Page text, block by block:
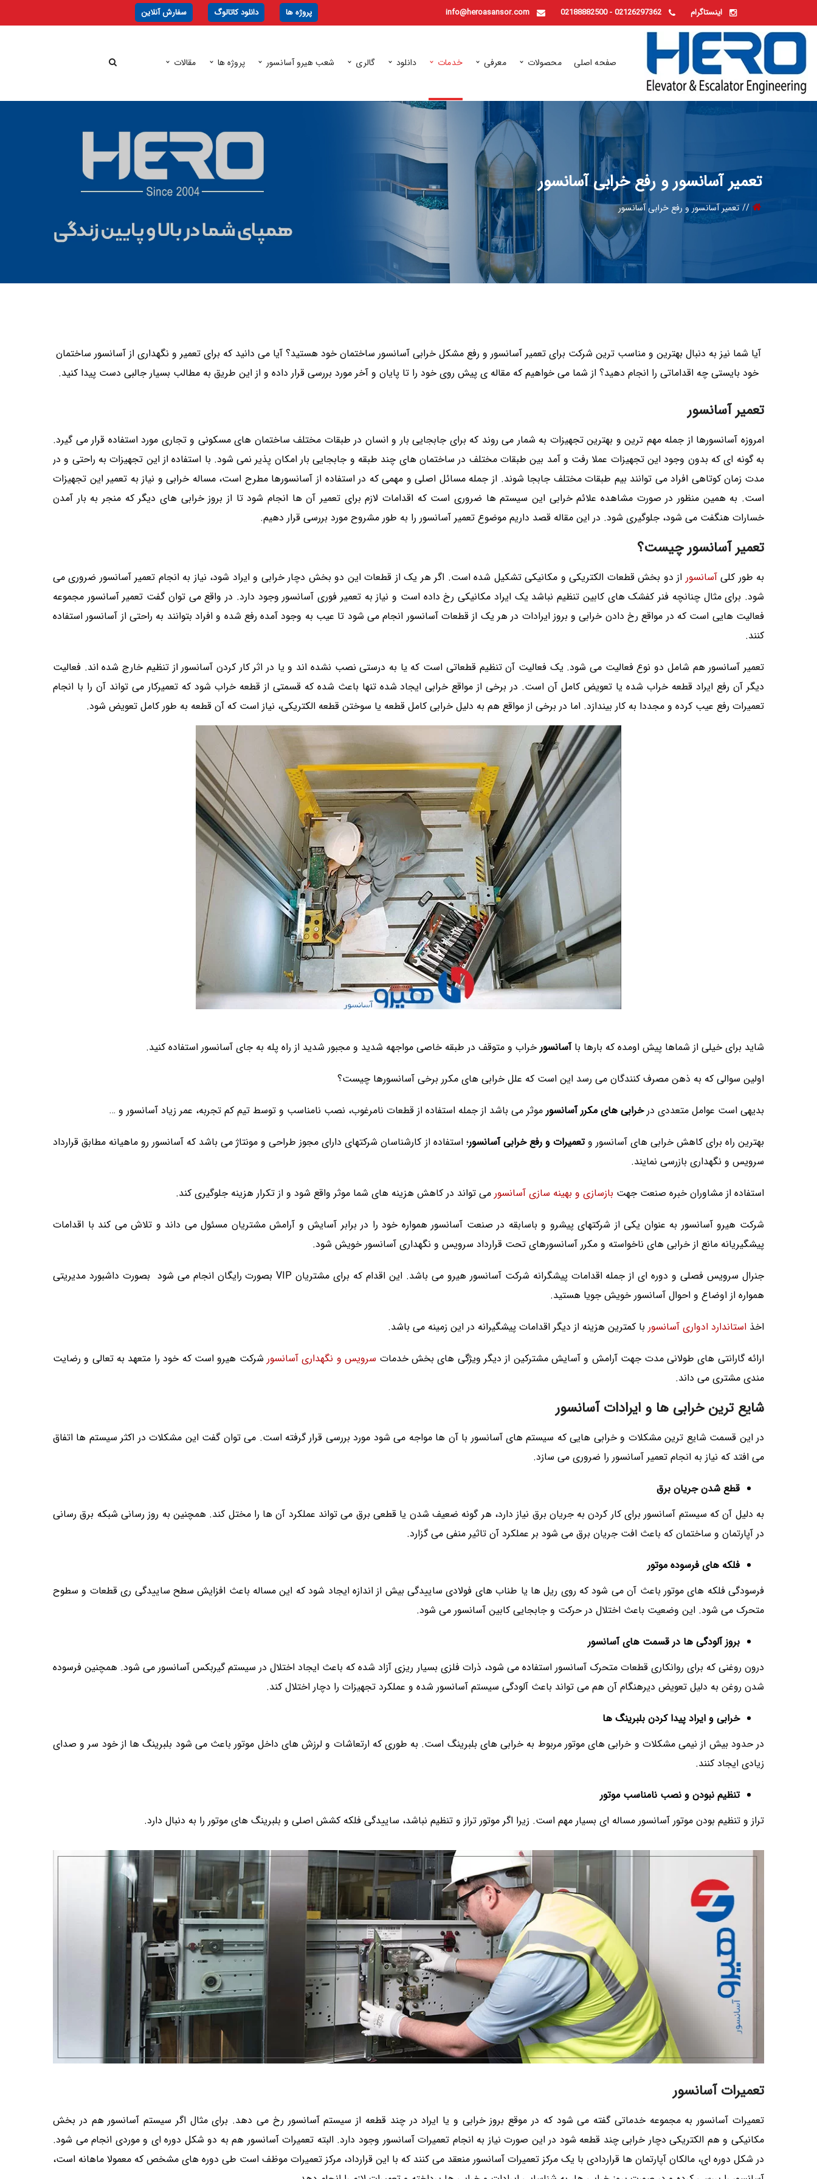
اینستاگرام 02126297362
-
02188882500
info@heroasansor.com پروژه ها دانلود کاتالوگ سفارش آنلاین
صفحه اصلی محصولات معرفی خدمات دانلود گالری شعب هیرو آسانسور پروژه ها مقالات
تعمیر آسانسور و رفع خرابی آسانسور
تعمیر آسانسور و رفع خرابی آسانسور
آیا شما نیز به دنبال بهترین و مناسب ترین شرکت برای تعمیر آسانسور و رفع مشکل خرابی آسانسور ساختمان خود هستید؟ آیا می دانید که برای تعمیر و نگهداری از آسانسور ساختمان
خود بایستی چه اقداماتی را انجام دهید؟ از شما می خواهیم که مقاله ی پیش روی خود را تا پایان و آخر مورد بررسی قرار داده و از این طریق به مطالب بسیار جالبی دست پیدا کنید.
تعمیر آسانسور
امروزه آسانسورها از جمله مهم ترین و بهترین تجهیزات به شمار می روند که برای جابجایی بار و انسان در طبقات مختلف ساختمان های مسکونی و تجاری مورد استفاده قرار می گیرد.
به گونه ای که بدون وجود این تجهیزات عملا رفت و آمد بین طبقات مختلف در ساختمان های چند طبقه و جابجایی بار امکان پذیر نمی شود. با استفاده از این تجهیزات به راحتی و در
مدت زمان کوتاهی افراد می توانند بیم طبقات مختلف جابجا شوند. از جمله مسائل اصلی و مهمی که در استفاده از آسانسورها مطرح است، مساله خرابی و نیاز به تعمیر این تجهیزات
است. به همین منظور در صورت مشاهده علائم خرابی این سیستم ها ضروری است که اقدامات لازم برای تعمیر آن ها انجام شود تا از بروز خرابی های دیگر که منجر به بار آمدن
خسارات هنگفت می شود، جلوگیری شود. در این مقاله قصد داریم موضوع تعمیر آسانسور را به طور مشروح مورد بررسی قرار دهیم.
تعمیر آسانسور چیست؟
به طور کلیآسانسور از دو بخش قطعات الکتریکی و مکانیکی تشکیل شده است. اگر هر یک از قطعات این دو بخش دچار خرابی و ایراد شود، نیاز به انجام تعمیر آسانسور ضروری می
شود. برای مثال چنانچه فنر کفشک های کابین تنظیم نباشد یک ایراد مکانیکی رخ داده است و نیاز به تعمیر فوری آسانسور وجود دارد. در واقع می توان گفت تعمیر آسانسور مجموعه
فعالیت هایی است که در مواقع رخ دادن خرابی و بروز ایرادات در هر یک از قطعات آسانسور انجام می شود تا عیب به وجود آمده رفع شده و افراد بتوانند به راحتی از آسانسور استفاده
کنند.
تعمیر آسانسور هم شامل دو نوع فعالیت می شود. یک فعالیت آن تنظیم قطعاتی است که یا به درستی نصب نشده اند و یا در اثر کار کردن آسانسور از تنظیم خارج شده اند. فعالیت
دیگر آن رفع ایراد قطعه خراب شده یا تعویض کامل آن است. در برخی از مواقع خرابی ایجاد شده تنها باعث شده که قسمتی از قطعه خراب شود که تعمیرکار می تواند آن را با انجام
تعمیرات رفع عیب کرده و مجددا به کار بیندازد. اما در برخی از مواقع هم به دلیل خرابی کامل قطعه یا سوختن قطعه الکتریکی، نیاز است که آن قطعه به طور کامل تعویض شود.
شاید برای خیلی از شماها پیش اومده که بارها باآسانسورخراب و متوقف در طبقه خاصی مواجهه شدید و مجبور شدید از راه پله به جای آسانسور استفاده کنید.
اولین سوالی که به ذهن مصرف کنندگان می رسد این است که علل خرابی های مکرر برخی آسانسورها چیست؟
بدیهی است عوامل متعددی درخرابی های مکرر آسانسورموثر می باشد از جمله استفاده از قطعات نامرغوب، نصب نامناسب و توسط تیم کم تجربه، عمر زیاد آسانسور و …
بهترین راه برای کاهش خرابی های آسانسور وتعمیرات و رفع خرابی آسانسور؛ استفاده از کارشناسان شرکتهای دارای مجوز طراحی و مونتاژ می باشد که آسانسور رو ماهیانه مطابق قرارداد
سرویس و نگهداری بازرسی نمایند.
استفاده از مشاوران خبره صنعت جهت بازسازی و بهینه سازی آسانسور می تواند در کاهش هزینه های شما موثر واقع شود و از تکرار هزینه جلوگیری کند.
شرکت هیرو آسانسور به عنوان یکی از شرکتهای پیشرو و باسابقه در صنعت آسانسور همواره خود را در برابر آسایش و آرامش مشتریان مسئول می داند و تلاش می کند با اقدامات
پیشگیریانه مانع از خرابی های ناخواسته و مکرر آسانسورهای تحت قرارداد سرویس و نگهداری آسانسور خویش شود.
جنرال سرویس فصلی و دوره ای از جمله اقدامات پیشگرانه شرکت آسانسور هیرو می باشد. این اقدام که برای مشتریان VIP بصورت رایگان انجام می شود بصورت داشبورد مدیریتی
همواره از اوضاع و احوال آسانسور خویش جویا هستید.
اخذ استاندارد ادواری آسانسور با کمترین هزینه از دیگر اقدامات پیشگیرانه در این زمینه می باشد.
ارائه گارانتی های طولانی مدت جهت آرامش و آسایش مشترکین از دیگر ویژگی های بخش خدمات سرویس و نگهداری آسانسورشرکت هیرو است که خود را متعهد به تعالی و رضایت
مندی مشتری می داند.
شایع ترین خرابی ها و ایرادات آسانسور
در این قسمت شایع ترین مشکلات و خرابی هایی که سیستم های آسانسور با آن ها مواجه می شود مورد بررسی قرار گرفته است. می توان گفت این مشکلات در اکثر سیستم ها اتفاق
می افتد که نیاز به انجام تعمیر آسانسور را ضروری می سازد.
قطع شدن جریان برق
به دلیل آن که سیستم آسانسور برای کار کردن به جریان برق نیاز دارد، هر گونه ضعیف شدن یا قطعی برق می تواند عملکرد آن ها را مختل کند. همچنین به روز رسانی شبکه برق رسانی
در آپارتمان و ساختمان که باعث افت جریان برق می شود بر عملکرد آن تاثیر منفی می گزارد.
فلکه های فرسوده موتور
فرسودگی فلکه های موتور باعث آن می شود که روی ریل ها یا طناب های فولادی ساییدگی بیش از اندازه ایجاد شود که این مساله باعث افزایش سطح ساییدگی ری قطعات و سطوح
متحرک می شود. این وضعیت باعث اختلال در حرکت و جابجایی کابین آسانسور می شود.
بروز آلودگی ها در قسمت های آسانسور
درون روغنی که برای روانکاری قطعات متحرک آسانسور استفاده می شود، ذرات فلزی بسیار ریزی آزاد شده که باعث ایجاد اختلال در سیستم گیربکس آسانسور می شود. همچنین فرسوده
شدن روغن به دلیل تعویض دیرهنگام آن هم می تواند باعث آلودگی سیستم آسانسور شده و عملکرد تجهیزات را دچار اختلال کند.
خرابی و ایراد پیدا کردن بلبرینگ ها
در حدود بیش از نیمی مشکلات و خرابی های موتور مربوط به خرابی های بلبرینگ است. به طوری که ارتعاشات و لرزش های داخل موتور باعث می شود بلبرینگ ها از خود سر و صدای
زیادی ایجاد کنند.
تنظیم نبودن و نصب نامناسب موتور
تراز و تنظیم بودن موتور آسانسور مساله ای بسیار مهم است. زیرا اگر موتور تراز و تنظیم نباشد، ساییدگی فلکه کشش اصلی و بلبرینگ های موتور را به دنبال دارد.
تعمیرات آسانسور
تعمیرات آسانسور به مجموعه خدماتی گفته می شود که در موقع بروز خرابی و یا ایراد در چند قطعه از سیستم آسانسور رخ می دهد. برای مثال اگر سیستم آسانسور هم در بخش
مکانیکی و هم الکتریکی دچار خرابی چند قطعه شود در این صورت نیاز به انجام تعمیرات آسانسور وجود دارد. البته تعمیرات آسانسور هم به دو شکل دوره ای و موردی انجام می شود.
در شکل دوره ای، مالکان آپارتمان ها قراردادی با یک مرکز تعمیرات آسانسور منعقد می کنند که با این قرارداد، مرکز تعمیرات موظف است طی دوره های مشخص که معمولا ماهانه است،